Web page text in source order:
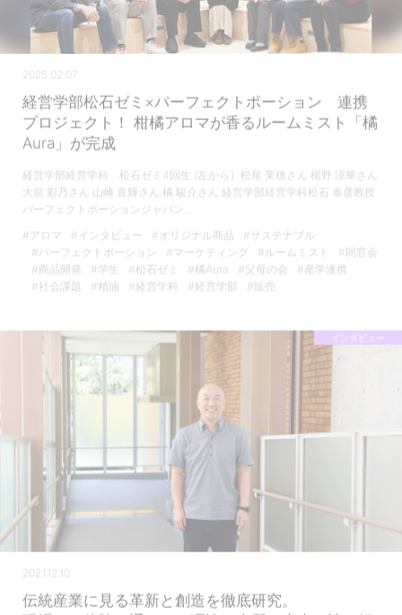
2025.02.07
経営学部松石ゼミ×パーフェクトポーション 連携
プロジェクト！ 柑橘アロマが香るルームミスト「橘
Aura」が完成
経営学部経営学科 松石ゼミ4回生 (左から）松尾 茉穂さん 槌野 涼華さん
大前 彩乃さん 山崎 直輝さん 橘 駿介さん 経営学部経営学科松石 泰彦教授
パーフェクトポーションジャパン…
#アロマ
#インタビュー #オリジナル商品
#サステナブル
#パーフェクトポーション
#マーケティング #ルームミスト
#同窓会
#商品開発
#学生 #松石ゼミ #橘Aura #父母の会
#産学連携
#社会課題
#精油 #経営学科 #経営学部 #販売
インタビュー
2021.12.10
伝統産業に見る革新と創造を徹底研究。